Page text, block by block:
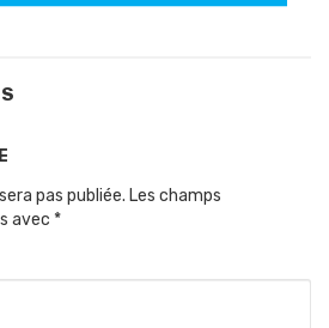
pas publiée. Les champs
avec *